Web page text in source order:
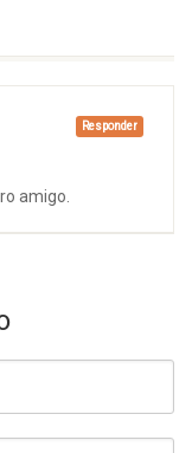
Responder
amigo.